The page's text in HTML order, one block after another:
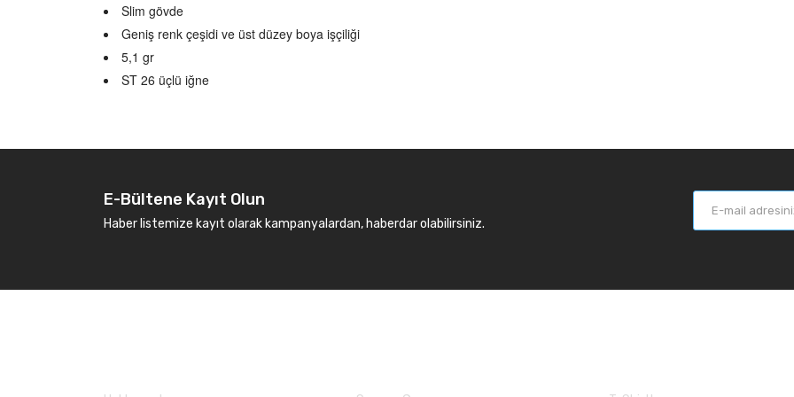
Slim gövde
Geniş renk çeşidi ve üst düzey boya işçiliği
5,1 gr
ST 26 üçlü iğne
E-Bültene Kayıt Olun
Haber listemize kayıt olarak kampanyalardan, haberdar olabilirsiniz.